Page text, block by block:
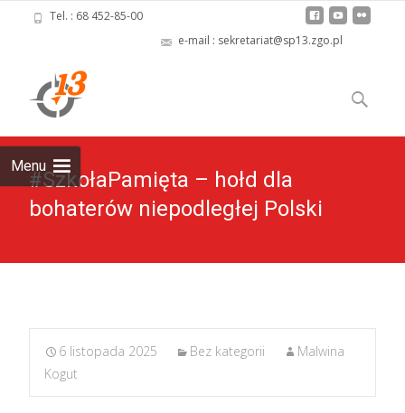
Tel. : 68 452-85-00
e-mail : sekretariat@sp13.zgo.pl
Menu
to
content
Szukaj:
#SzkołaPamięta – hołd dla
bohaterów niepodległej Polski
6 listopada 2025 Bez kategorii
Malwina
Kogut